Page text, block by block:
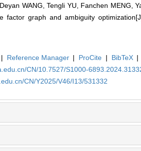
WANG, Tengli YU, Fanchen MENG,
factor graph and ambiguity
| Reference Manager | ProCite | BibTeX |
CN/10.7527/S1000-
CN/Y2025/V46/I13/531332